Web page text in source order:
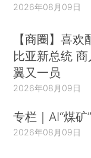
2026年08月09日
【商圈】喜
比亚新总统
翼又一员
2026年08月09日
专栏｜AI“煤
2026年08月09日